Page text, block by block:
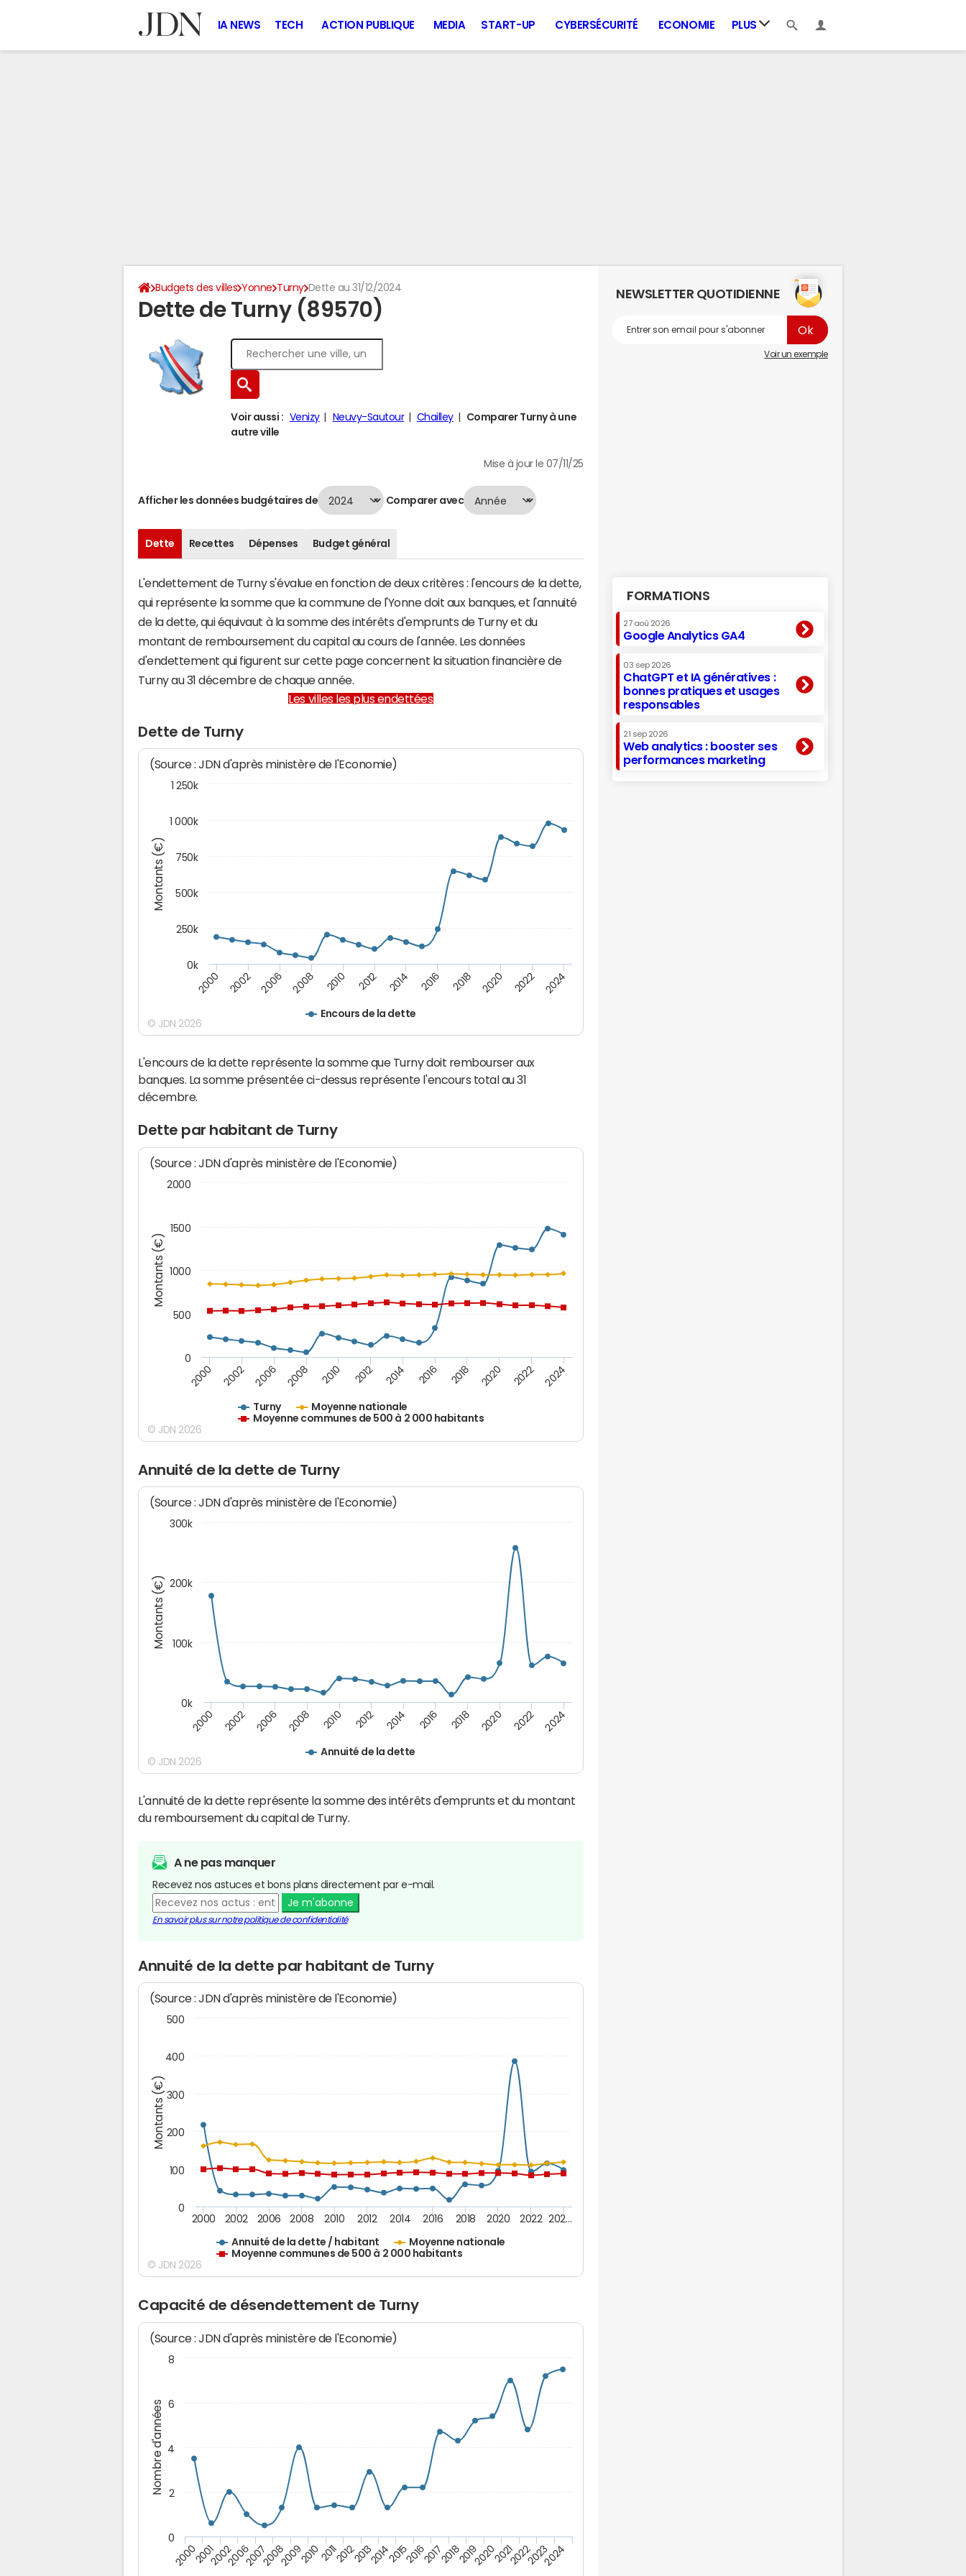
IA NEWS TECH ACTION PUBLIQUE MEDIA START-UP CYBERSÉCURITÉ ECONOMIE PLUS
Budgets des villes Yonne Turny Dette au 31/12/2024
Dette de Turny (89570)
Voir aussi : Venizy Neuvy-Sautour Chailley
Comparer Turny à une
autre ville
Mise à jour le 07/11/25
Afficher les données budgétaires de Comparer avec
Dette Recettes Dépenses Budget général
L'endettement de Turny s'évalue en fonction de deux critères : l'encours de la dette,
qui représente la somme que la commune de l'Yonne doit aux banques, et l'annuité
de la dette, qui équivaut à la somme des intérêts d'emprunts de Turny et du
montant de remboursement du capital au cours de l'année. Les données
d'endettement qui figurent sur cette page concernent la situation financière de
Turny au 31 décembre de chaque année.
Les villes les plus endettées
Dette de Turny
Montants (€)
(Source : JDN d'après ministère de l'Economie)
Encours de la dette
2000 2002 2006 2008 2010 2012 2014 2016 2018 2020 2022 2024
0k
250k
500k
750k
1 000k
1 250k
© JDN 2026
L'encours de la dette représente la somme que Turny doit rembourser aux
banques. La somme présentée ci-dessus représente l'encours total au 31
décembre.
Dette par habitant de Turny
Montants (€)
(Source : JDN d'après ministère de l'Economie)
Turny
Moyenne nationale
Moyenne communes de 500 à 2 000 habitants
2000 2002 2006 2008 2010 2012 2014 2016 2018 2020 2022 2024
0
500
1000
1500
2000
© JDN 2026
Annuité de la dette de Turny
Montants (€)
(Source : JDN d'après ministère de l'Economie)
Annuité de la dette
2000 2002 2006 2008 2010 2012 2014 2016 2018 2020 2022 2024
0k
100k
200k
300k
© JDN 2026
L'annuité de la dette représente la somme des intérêts d'emprunts et du montant
du remboursement du capital de Turny.
A ne pas manquer
Recevez nos astuces et bons plans directement par e-mail.
Je m'abonne
En savoir plus sur notre politique de confidentialité
Annuité de la dette par habitant de Turny
Montants (€)
(Source : JDN d'après ministère de l'Economie)
Annuité de la dette / habitant
Moyenne nationale
Moyenne communes de 500 à 2 000 habitants
2000 2002 2006 2008 2010 2012 2014 2016 2018 2020 2022 202…
0
100
200
300
400
500
© JDN 2026
Capacité de désendettement de Turny
Nombre d'années
(Source : JDN d'après ministère de l'Economie)
2000200120022006200720082009201020112012201320142015201620172018201920202021202220232024
0
2
4
6
8
NEWSLETTER QUOTIDIENNE
Voir un exemple
FORMATIONS
27 aoû 2026
Google Analytics GA4
03 sep 2026
ChatGPT et IA génératives :
bonnes pratiques et usages
responsables
21 sep 2026
Web analytics : booster ses
performances marketing